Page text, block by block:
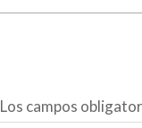
Los campos